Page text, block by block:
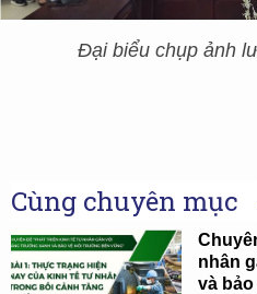
Đại biểu chụp ảnh
Cùng chuyên mục
nhân
và